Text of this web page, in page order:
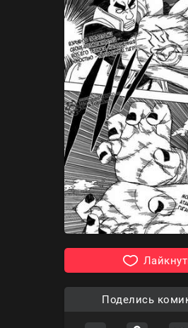
Поделись